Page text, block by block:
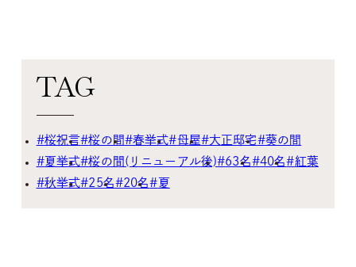
ゲストの皆様へ
運営会社情報
プライバシーポリシー
GDPRプライバシーポリシー
TAG
桜祝言 桜の間 春挙式 母屋 大正邸宅
葵の間
夏挙式
桜の間(リニューアル後) 63名 40名
紅葉
秋挙式
25名 20名 夏